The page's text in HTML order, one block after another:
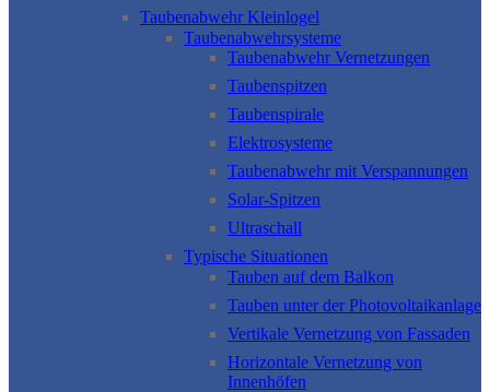
Taubenabwehr Kleinlogel
Taubenabwehrsysteme
Taubenabwehr Vernetzungen
Taubenspitzen
Taubenspirale
Elektrosysteme
Taubenabwehr mit Verspannungen
Solar-Spitzen
Ultraschall
Typische Situationen
Tauben auf dem Balkon
Tauben unter der Photovoltaikanlage
Vertikale Vernetzung von Fassaden
Horizontale Vernetzung von
Innenhöfen